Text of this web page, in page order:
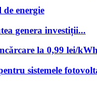
energie
genera investiții...
la 0,99 lei/
sistemele